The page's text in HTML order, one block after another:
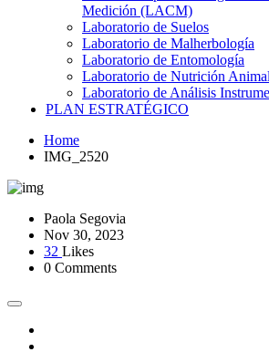
Medición (LACM)
Laboratorio de Suelos
Laboratorio de Malherbología
Laboratorio de Entomología
Laboratorio de Nutrición Animal
Laboratorio de Análisis
PLAN ESTRATÉGICO
Home
IMG_2520
Paola Segovia
Nov 30, 2023
32 Likes
0 Comments